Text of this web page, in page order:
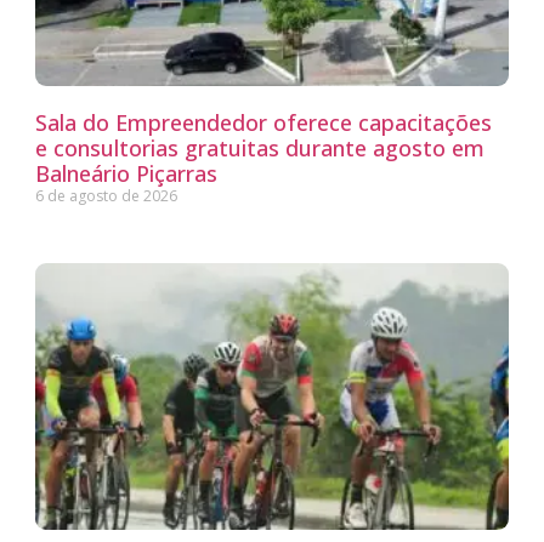
Sala do Empreendedor oferece capacitações
e consultorias gratuitas durante agosto em
Balneário Piçarras
6 de agosto de 2026